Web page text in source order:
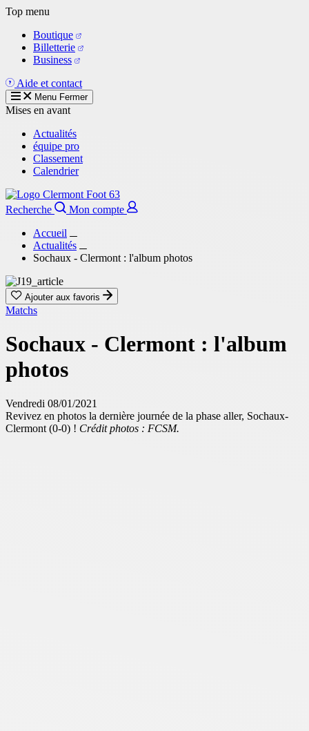
Aller
contenu
principal
Top menu
Boutique
Billetterie
Business
Aide et contact
Menu Fermer
Mises en avant
Actualités
équipe pro
Classement
Calendrier
Recherche
Mon compte
Accueil
Actualités
Sochaux - Clermont : l'album photos
Ajouter aux favoris
Matchs
Sochaux - Clermont : l'album
photos
Vendredi 08/01/2021
Revivez en photos la dernière journée de la phase aller, Sochaux-
Clermont (0-0) ! Crédit photos : FCSM.